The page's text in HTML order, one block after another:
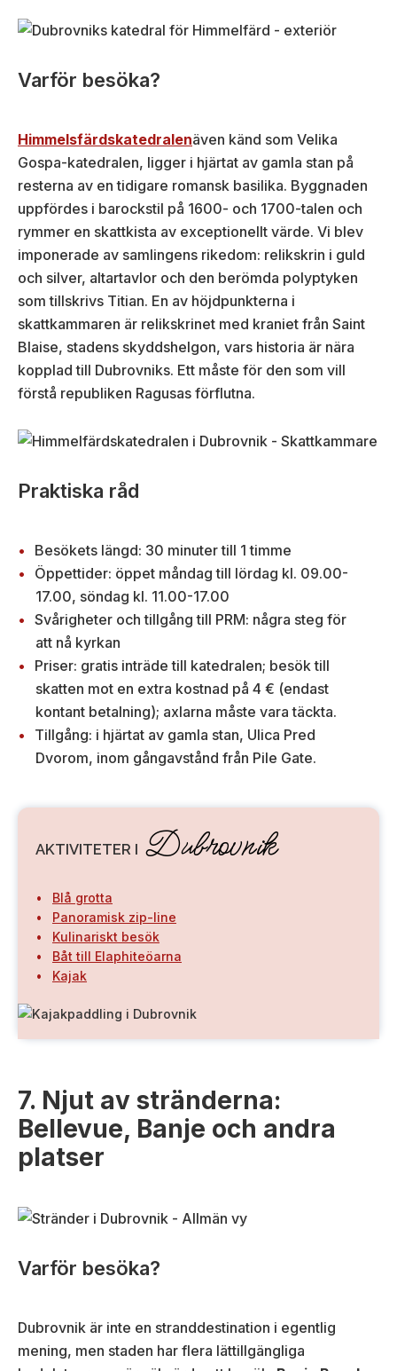
Varför besöka?
Himmelsfärdskatedralenäven känd som Velika
Gospa-katedralen, ligger i hjärtat av gamla stan på
resterna av en tidigare romansk basilika. Byggnaden
uppfördes i barockstil på 1600- och 1700-talen och
rymmer en skattkista av exceptionellt värde. Vi blev
imponerade av samlingens rikedom: relikskrin i guld
och silver, altartavlor och den berömda polyptyken
som tillskrivs Titian. En av höjdpunkterna i
skattkammaren är relikskrinet med kraniet från Saint
Blaise, stadens skyddshelgon, vars historia är nära
kopplad till Dubrovniks. Ett måste för den som vill
förstå republiken Ragusas förflutna.
Praktiska råd
Besökets längd: 30 minuter till 1 timme
Öppettider: öppet måndag till lördag kl. 09.00-
17.00, söndag kl. 11.00-17.00
Svårigheter och tillgång till PRM: några steg för
att nå kyrkan
Priser: gratis inträde till katedralen; besök till
skatten mot en extra kostnad på 4 € (endast
kontant betalning); axlarna måste vara täckta.
Tillgång: i hjärtat av gamla stan, Ulica Pred
Dvorom, inom gångavstånd från Pile Gate.
AKTIVITETER I Dubrovnik
Blå grotta
Panoramisk zip-line
Kulinariskt besök
Båt till Elaphiteöarna
Kajak
7. Njut av stränderna:
Bellevue, Banje och andra
platser
Varför besöka?
Dubrovnik är inte en stranddestination i egentlig
mening, men staden har flera lättillgängliga